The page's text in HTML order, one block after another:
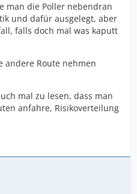
man die Poller nebendran
und dafür ausgelegt, aber
falls doch mal was kaputt
andere Route nehmen
mal zu lesen, dass man
anfahre, Risikoverteilung